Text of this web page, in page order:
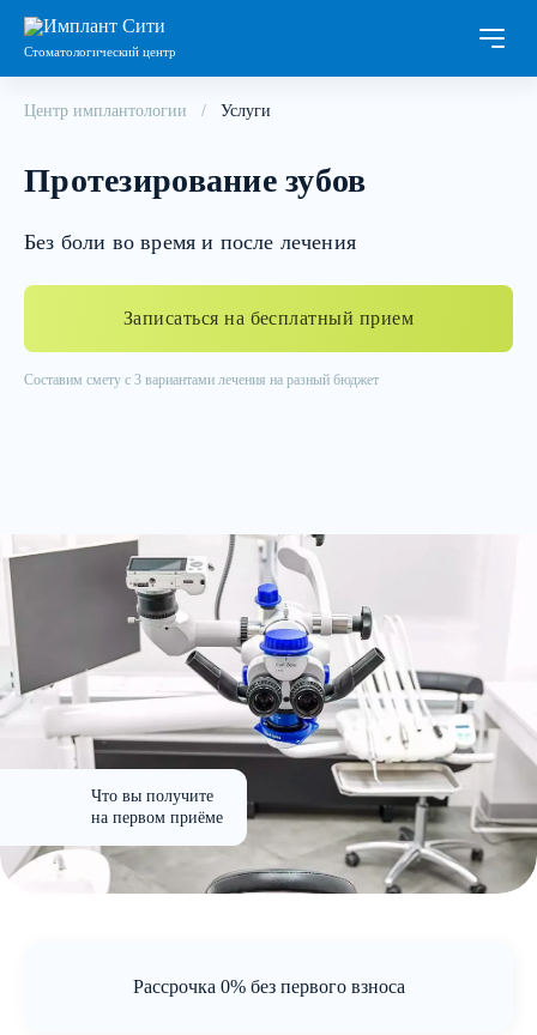
Стоматологический центр
Центр имплантологии Услуги
Протезирование зубов
Без боли во время и после лечения
Записаться на бесплатный прием
Составим смету с 3 вариантами лечения на разный бюджет
Что вы получите
на первом приёме
Рассрочка 0% без первого взноса